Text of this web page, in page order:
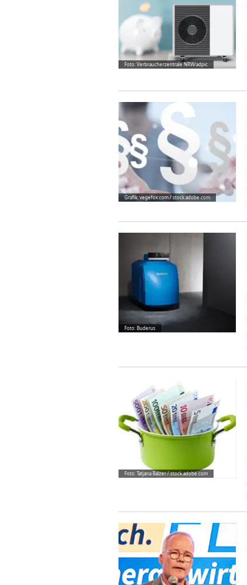
Foto: Verbraucherzentrale NRW/adpic
Grafik: vegefox.com / stock.adobe.com
Foto: Buderus
Foto: Tatjana Balzer / stock.adobe.com